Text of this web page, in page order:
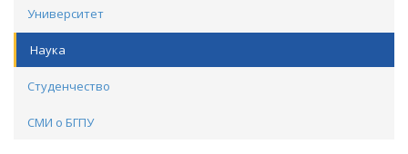
Университет
Наука
Студенчество
СМИ о БГПУ